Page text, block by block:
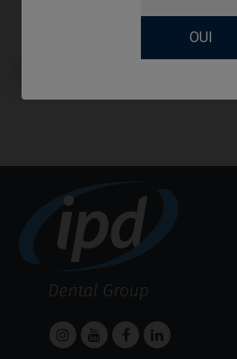
OUI
Scanbodies compatible avec